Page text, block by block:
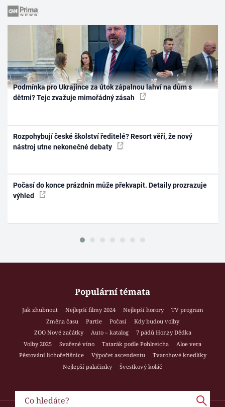
Podmínka pro Ukrajince za útok zápalnou lahví na dům s
dětmi? Tejc zvažuje mimořádný zásah
Rozpohybují české školství ředitelé? Resort věří, že nový
nástroj utne nekonečné debaty
Počasí do konce prázdnin může překvapit. Detaily prozrazuje
výhled
Populární témata
Jak zhubnout Nejlepší filmy 2024 Nejlepší horory
TV program
Změna času
Partie Počasí
Kdy budou volby
ZOO Nové začátky
Auto – katalog
7 pádů Honzy Dědka
Volby 2025
Svařené víno Tatarák podle Pohlreicha
Aloe vera
Pěstování lichořeřišnice
Výpočet ascendentu
Tvarohové knedlíky
Nejlepší palačinky
Švestkový koláč